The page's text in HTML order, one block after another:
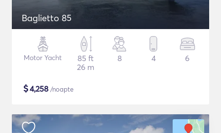
Baglietto 85
Motor Yacht
85 ft
26 m
8 4 6
$4,258 /noapte